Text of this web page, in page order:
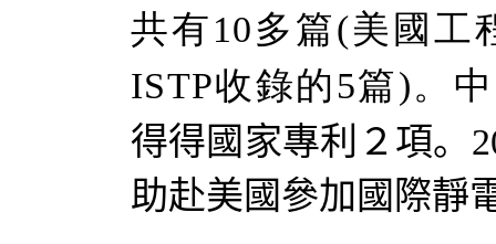
共有10多篇(美國工
ISTP收錄的5篇)。
得得國家專利２項。
助赴美國參加國際靜